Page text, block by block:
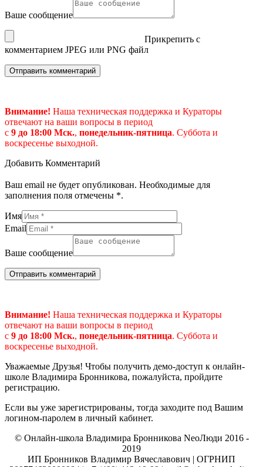
Ваше сообщение
Прикрепить с
комментарием JPEG или PNG файл
Внимание! Наша техническая поддержка и Кураторы
отвечают на ваши вопросы в период
с 9 до 18:00 Мск., понедельник-пятница. Суббота и
воскресенье выходной.
Добавить Комментарий
Ваш email не будет опубликован. Необходимые для
заполнения поля отмечены *.
Имя
Email
Ваше сообщение
Внимание! Наша техническая поддержка и Кураторы
отвечают на ваши вопросы в период
с 9 до 18:00 Мск., понедельник-пятница. Суббота и
воскресенье выходной.
Уважаемые Друзья! Чтобы получить демо-доступ к онлайн-
школе Владимира Бронникова, пожалуйста, пройдите
регистрацию.
Если вы уже зарегистрированы, тогда заходите под Вашим
логином-паролем в личный кабинет.
© Онлайн-школа Владимира Бронникова NeoЛюди 2016 -
2019
ИП Бронников Владимир Вячеславович | ОГРНИП